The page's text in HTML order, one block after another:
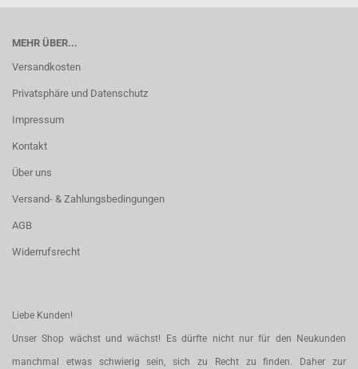
MEHR ÜBER...
Versandkosten
Privatsphäre und Datenschutz
Impressum
Kontakt
Über uns
Versand- & Zahlungsbedingungen
AGB
Widerrufsrecht
Liebe Kunden!
Unser Shop wächst und wächst! Es dürfte nicht nur für den Neukunden
manchmal etwas schwierig sein, sich zu Recht zu finden. Daher zur